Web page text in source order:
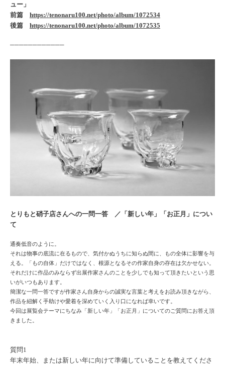
ュー」
前篇 https://tenonaru100.net/photo/album/1072534
後篇 https://tenonaru100.net/photo/album/1072535
────────────
とりもと硝子店さんへの一問一答 ／「新しい年」「お正月」につい
て
通奏低音のように。
それは物事の底流に在るもので、気付かぬうちに知らぬ間に、もの全体に影響を与
える。「もの自体」だけではなく、根源となるその作家自身の存在は欠かせない。
それだけに作品のみならず出展作家さんのことを少しでも知って頂きたいという思
いがいつもあります。
簡潔な一問一答ですが作家さん自身からの誠実な言葉と考えをお読み頂きながら、
作品を紐解く手助けや愛着を深めていく入り口になれば幸いです。
今回は展覧会テーマにちなみ「新しい年」「お正月」についてのご質問にお答え頂
きました。
質問1
年末年始、または新しい年に向けて準備していることを教えてくださ